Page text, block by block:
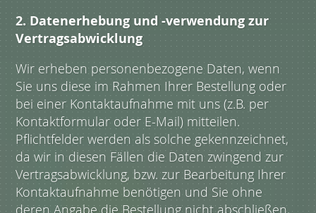
2. Datenerhebung und -verwendung zur
Vertragsabwicklung
Wir erheben personenbezogene Daten, wenn
Sie uns diese im Rahmen Ihrer Bestellung oder
bei einer Kontaktaufnahme mit uns (z.B. per
Kontaktformular oder E-Mail) mitteilen.
Pflichtfelder werden als solche gekennzeichnet,
da wir in diesen Fällen die Daten zwingend zur
Vertragsabwicklung, bzw. zur Bearbeitung Ihrer
Kontaktaufnahme benötigen und Sie ohne
deren Angabe die Bestellung nicht abschließen,